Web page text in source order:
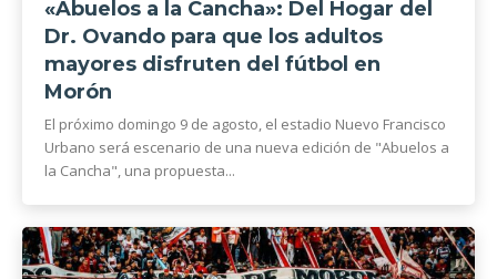
«Abuelos a la Cancha»: Del Hogar del
Dr. Ovando para que los adultos
mayores disfruten del fútbol en
Morón
El próximo domingo 9 de agosto, el estadio Nuevo Francisco
Urbano será escenario de una nueva edición de "Abuelos a
la Cancha", una propuesta...